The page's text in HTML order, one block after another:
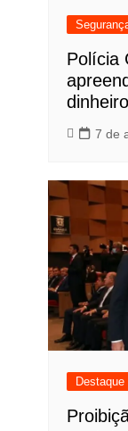
Polícia
7 de
Destaque